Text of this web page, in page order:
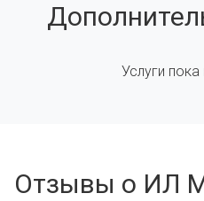
Услуги
Отзывы о ИЛ